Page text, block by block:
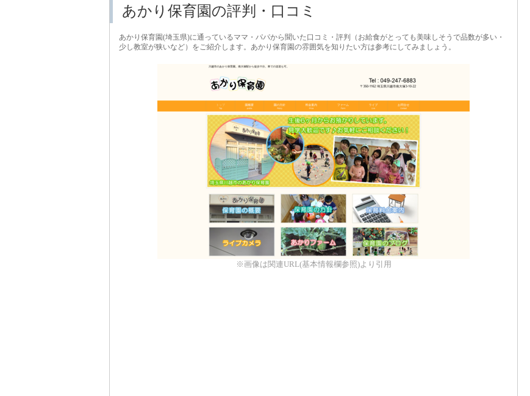
あかり保育園の評判・口コミ
あかり保育園(埼玉県)に通っているママ・パパから聞いた口コミ・評判（お給食がとっても美味しそうで品数が多い・
少し教室が狭いなど）をご紹介します。あかり保育園の雰囲気を知りたい方は参考にしてみましょう。
※画像は関連URL(基本情報欄参照)より引用